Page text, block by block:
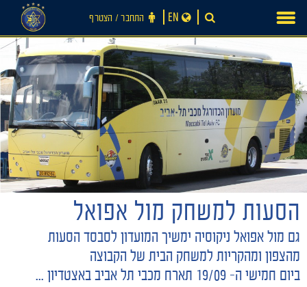
content
התחבר ‪/‬ הצטרף EN
הסעות למשחק מול אפואל
גם מול אפואל ניקוסיה ימשיך המועדון לסבסד הסעות
מהצפון ומהקריות למשחק הבית של הקבוצה
ביום חמישי ה- 19/09 תארח מכבי תל אביב באצטדיון ...